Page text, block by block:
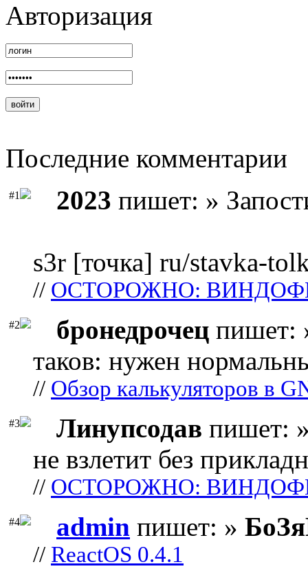
Авторизация
Последние комментарии
#1 2023 пишет: »
s3r [точка] ru/stavka-
// ОСТОРОЖНО:
#2 бронедрочец пишет:
таков: нужен
// Обзор калькуляторов в
#3 Линупсодав пишет:
не взлетит без
// ОСТОРОЖНО:
#4 admin пишет: »
// ReactOS 0.4.1